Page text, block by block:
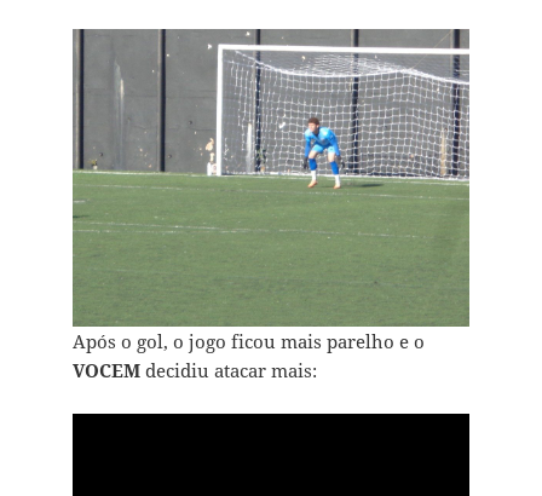
Após o gol, o jogo ficou mais parelho e o
VOCEMdecidiu atacar mais: